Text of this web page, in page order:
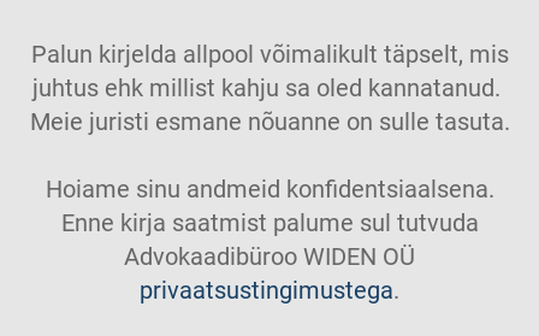
Palun kirjelda allpool võimalikult täpselt, mis
juhtus ehk millist kahju sa oled kannatanud.
Meie juristi esmane nõuanne on sulle tasuta.
Hoiame sinu andmeid konfidentsiaalsena.
Enne kirja saatmist palume sul tutvuda
Advokaadibüroo WIDEN OÜ
privaatsustingimustega.